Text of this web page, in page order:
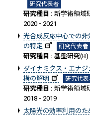
研究代表者
研究種目 : 新学術領域
2020 - 2021
光合成反応中心での
の特定
研究代表者
研究種目 : 基盤研究(B)
ダイナミクス・エナ
構の解明
研究代表
研究種目 : 新学術領域
2018 - 2019
太陽光の効率利用の